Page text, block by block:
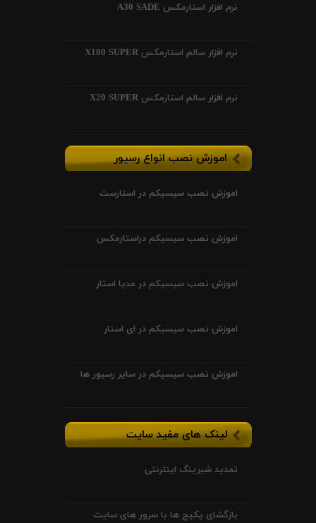
نرم افزار استارمکس A30 SADE
نرم افزار سالم استارمکس X100 SUPER
نرم افزار سالم استارمکس X20 SUPER
اموزش نصب انواع رسیور
اموزش نصب سیسیکم در استارست
اموزش نصب سیسیکم دراستارمکس
اموزش نصب سیسیکم در مدیا استار
اموزش نصب سیسیکم در ای استار
اموزش نصب سیسیکم در سایر رسیور ها
لینک های مفید سایت
تمدید شیرینگ اینترنتی
بازگشای پکیج ها با سرور های سایت